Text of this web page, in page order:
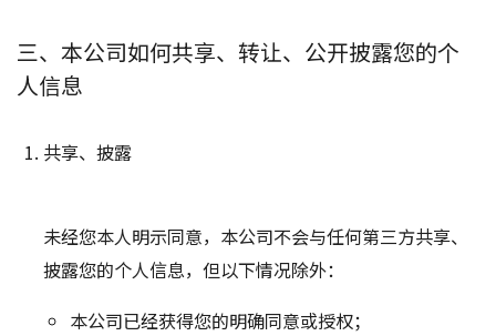
三、本公司如何共享、转让、公开披露您的个
人信息
共享、披露
未经您本人明示同意，本公司不会与任何第三方共享、
披露您的个人信息，但以下情况除外：
本公司已经获得您的明确同意或授权；